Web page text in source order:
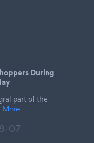
During
part of the
More
07